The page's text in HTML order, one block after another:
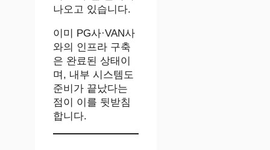
나오고 있습니다.
이미 PG사·VAN사
와의 인프라 구축
은 완료된 상태이
며, 내부 시스템도
준비가 끝났다는
점이 이를 뒷받침
합니다.